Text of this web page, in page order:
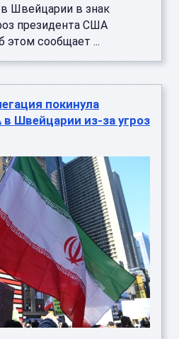
Швейцарии в знак
президента США
этом сообщает ...
покинула
Швейцарии из-за угроз